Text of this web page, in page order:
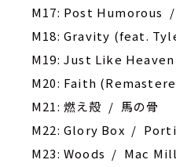
M17: Post Humorous
M18: Gravity (feat.
M19: Just Like
M20: Faith
M21: 燃え殻 / 馬の骨
M22: Glory Box /
M23: Woods / Mac